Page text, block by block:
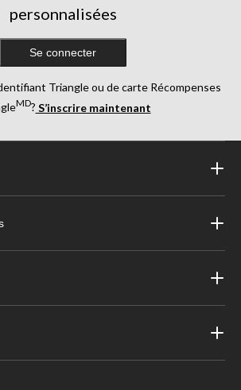
personnalisées
Se connecter
Triangle ou de carte Récompenses
MD? S’inscrire maintenant